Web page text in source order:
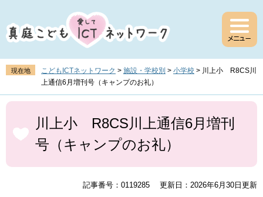
ジ
の
頭
す
。
ュ
ー
飛
し
て
現在地 こどもICTネットワーク > 施設・学校別 > 小学校 > 川上小 R8CS川
上通信6月増刊号（キャンプのお礼）
本
川上小 R8CS川上通信6月増刊
号（キャンプのお礼）
記事番号：0119285 更新日：2026年6月30日更新